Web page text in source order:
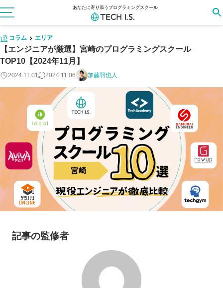
あなたに寄り添うプログラミングスクール
コラム エリア
【エンジニアが厳選】宮崎のプログラミングスクール
TOP10【2024年11月】
2024.11.01 2024.11.06 加藤羽也人
記事の監修者